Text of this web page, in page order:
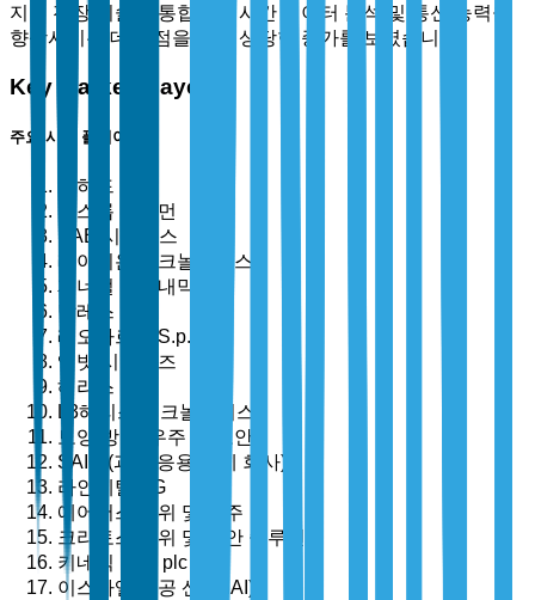
지털 전장 기술의 통합은 실시간 데이터 분석 및 통신 능력을
향상시키는 데 중점을 두고 상당한 증가를 보였습니다.
Key Market Players
주요 시장 플레이어
록히드 마틴
노스롭 그루먼
BAE 시스템스
레이시온 테크놀로지스
제너럴 다이내믹스
탈레스 그룹
레오나르도 S.p.A.
엘빗 시스템즈
해리스
L3해리스 테크놀로지스
보잉 방위, 우주 및 보안
SAIC (과학 응용 국제 회사)
라인메탈 AG
에어버스 방위 및 우주
크라토스 방위 및 보안 솔루션
키네틱 그룹 plc
이스라엘 항공 산업(IAI)